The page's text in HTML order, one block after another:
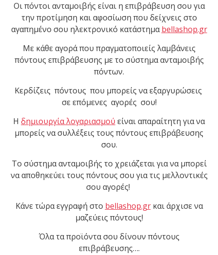
Οι πόντοι ανταμοιβής είναι η επιβράβευση σου για
την προτίμηση και αφοσίωση που δείχνεις στο
αγαπημένο σου ηλεκτρονικό κατάστημαbellashop.gr
Με κάθε αγορά που πραγματοποιείς λαμβάνεις
πόντους επιβράβευσης με το σύστημα ανταμοιβής
πόντων.
Kερδίζεις πόντους που μπορείς να εξαργυρώσεις
σε επόμενες αγορές σου!
Η δημιουργία λογαριασμού είναι απαραίτητη για να
μπορείς να συλλέξεις τους πόντους επιβράβευσης
σου.
Το σύστημα ανταμοιβής το χρειάζεται για να μπορεί
να αποθηκεύει τους πόντους σου για τις μελλοντικές
σου αγορές!
Κάνε τώρα εγγραφή στο bellashop.grκαι άρχισε να
μαζεύεις πόντους!
Όλα τα προϊόντα σου δίνουν πόντους
επιβράβευσης….